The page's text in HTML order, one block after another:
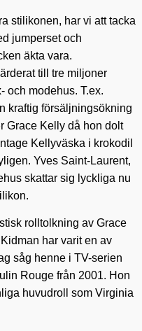
stilikonen, har vi att tacka
jumperset och
äkta vara.
till tre miljoner
och modehus. T.ex.
kraftig försäljningsökning
Grace Kelly då hon dolt
Kellyväska i krokodil
Yves Saint-Laurent,
skattar sig lyckliga nu
rolltolkning av Grace
har varit en av
såg henne i TV-serien
Rouge från 2001. Hon
huvudroll som Virginia